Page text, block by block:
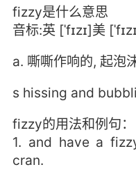
fizzy是什么意思
音标:英 [ˈfɪzɪ]美
a. 嘶嘶作响的, 起泡
s hissing and
fizzy的用法和例句：
1. and have a
cran.